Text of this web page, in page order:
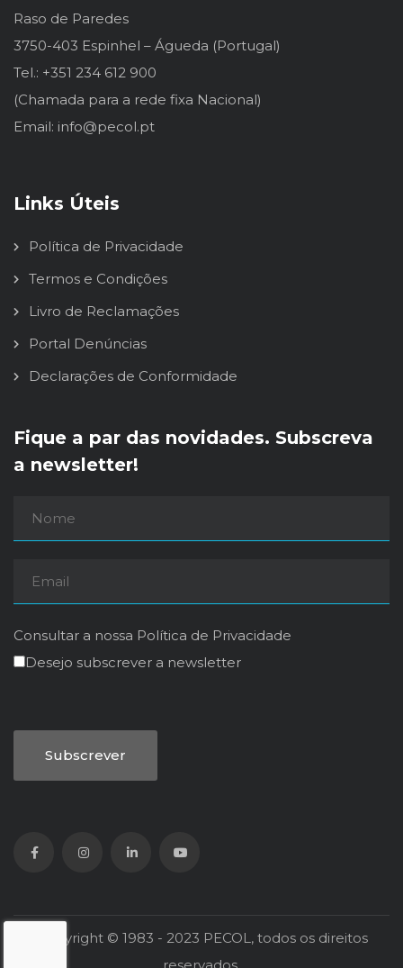
Raso de Paredes
3750-403 Espinhel – Águeda (Portugal)
Tel.: +351 234 612 900
(Chamada para a rede fixa Nacional)
Email: info@pecol.pt
Links Úteis
Política de Privacidade
Termos e Condições
Livro de Reclamações
Portal Denúncias
Declarações de Conformidade
Fique a par das novidades. Subscreva
a newsletter!
Consultar a nossa Política de Privacidade
Desejo subscrever a newsletter
Copyright © 1983 - 2023 PECOL, todos os direitos